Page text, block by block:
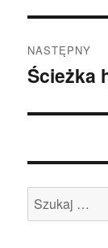
NASTĘPNY
Następny
Ścieżka
Szukaj: